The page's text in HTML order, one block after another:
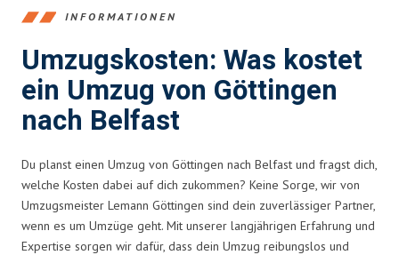
INFORMATIONEN
Umzugskosten: Was kostet
ein Umzug von Göttingen
nach Belfast
Du planst einen Umzug von Göttingen nach Belfast und fragst dich,
welche Kosten dabei auf dich zukommen? Keine Sorge, wir von
Umzugsmeister Lemann Göttingen sind dein zuverlässiger Partner,
wenn es um Umzüge geht. Mit unserer langjährigen Erfahrung und
Expertise sorgen wir dafür, dass dein Umzug reibungslos und